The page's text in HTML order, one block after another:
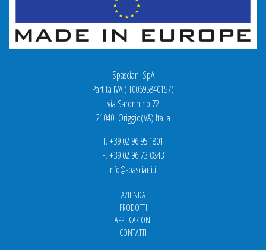
Spasciani SpA
Partita IVA (IT00695840157)
via Saronnino 72
21040 Origgio(VA) Italia
T. +39 02 96 95 1801
F. +39 02 96 73 0843
info@spasciani.it
AZIENDA
PRODOTTI
APPLICAZIONI
CONTATTI